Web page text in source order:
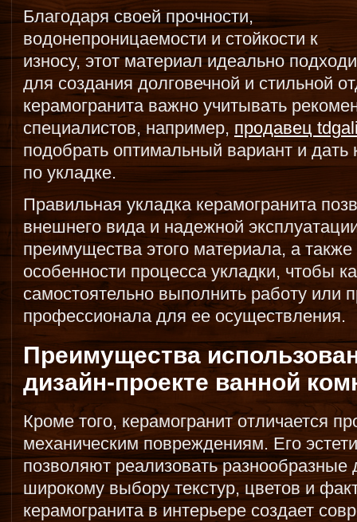
Благодаря своей прочности,
водонепроницаемости и стойкости к
износу, этот материал идеально
для создания долговечной и стильной
керамогранита важно учитывать
специалистов, например, продавец
подобрать оптимальный вариант и
по укладке.
Правильная укладка керамогранита
внешнего вида и надежной
преимущества этого материала, а
особенности процесса укладки, чтобы
самостоятельно выполнить работу или
профессионала для ее осуществления.
Преимущества
дизайн-проекте ванной
Кроме того, керамогранит отличается
механическим повреждениям. Его
позволяют реализовать разнообразные
широкому выбору текстур, цветов и
керамогранита в интерьере создает